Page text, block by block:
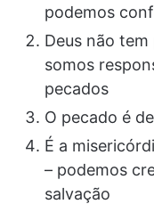
podemos
Deus não
somos
pecados
O pecado é
É a
– podemos
salvação